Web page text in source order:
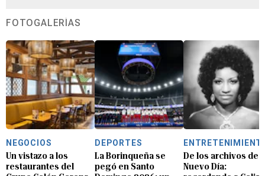
FOTOGALERÍAS
NEGOCIOS
Un vistazo a los
restaurantes del
DEPORTES
La Borinqueña se
pegó en Santo
De los archivos de
Nuevo Día: